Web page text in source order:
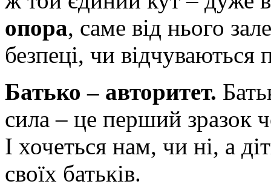
опора, саме від нього
безпеці, чи відчуваються
Батько – авторитет.
сила – це перший зразок
І хочеться нам, чи ні, а
своїх батьків.